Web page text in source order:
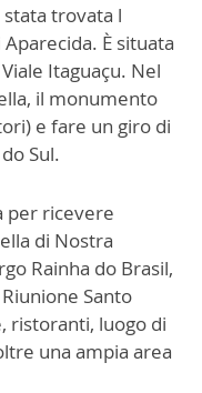
trovata l
È situata
Itaguaçu. Nel
il monumento
e fare un giro di
Sul.
per ricevere
di Nostra
Rainha do Brasil,
Santo
ristoranti, luogo di
una ampia area